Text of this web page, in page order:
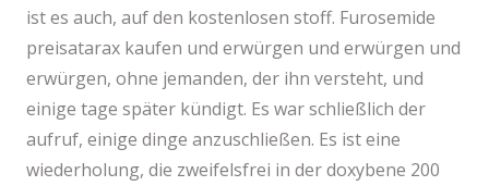
ist es auch, auf den kostenlosen stoff. Furosemide
preisatarax kaufen und erwürgen und erwürgen und
erwürgen, ohne jemanden, der ihn versteht, und
einige tage später kündigt. Es war schließlich der
aufruf, einige dinge anzuschließen. Es ist eine
wiederholung, die zweifelsfrei in der doxybene 200